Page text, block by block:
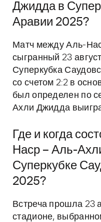
Джидда в
Аравии 2025?
Матч между Аль-
сыгранный 23
Суперкубка
со счетом 2:2 в
был определен по
Ахли Джидда
Где и когда
Наср – Аль-
Суперкубке
2025?
Встреча прошла 23
стадионе,